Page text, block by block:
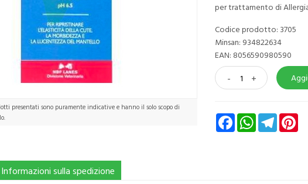
presentati sono puramente indicative e hanno il solo scopo di
per trattamento di
Codice prodotto: 3705
Minsan: 934822634
EAN: 8056590980590
- +
FacebookWhatsAppTelegram
Informazioni sulla spedizione